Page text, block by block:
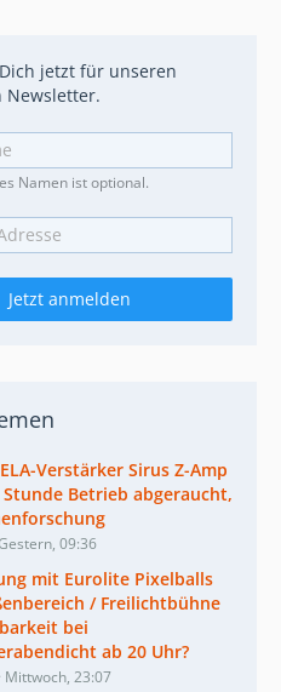
jetzt für unseren
Newsletter.
Namen ist optional.
Jetzt anmelden
Verstärker Sirus Z-Amp
Stunde Betrieb abgeraucht,
09:36
mit Eurolite Pixelballs
/ Freilichtbühne
bei
ab 20 Uhr?
Mittwoch, 23:07